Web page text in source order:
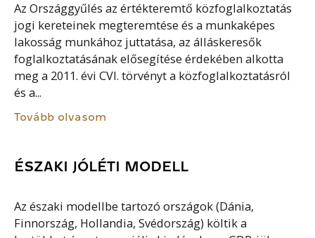
Az Országgyűlés az értékteremtő közfoglalkoztatás
jogi kereteinek megteremtése és a munkaképes
lakosság munkához juttatása, az álláskeresők
foglalkoztatásának elősegítése érdekében alkotta
meg a 2011. évi CVI. törvényt a közfoglalkoztatásról
és a...
Tovább olvasom
ÉSZAKI JÓLÉTI MODELL
Az északi modellbe tartozó országok (Dánia,
Finnország, Hollandia, Svédország) költik a